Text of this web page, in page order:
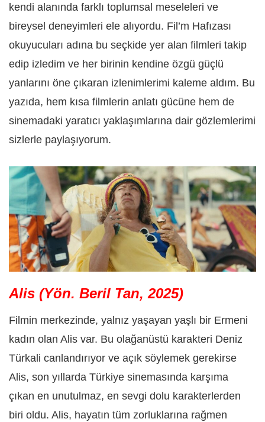
kendi alanında farklı toplumsal meseleleri ve
bireysel deneyimleri ele alıyordu. Fil’m Hafızası
okuyucuları adına bu seçkide yer alan filmleri takip
edip izledim ve her birinin kendine özgü güçlü
yanlarını öne çıkaran izlenimlerimi kaleme aldım. Bu
yazıda, hem kısa filmlerin anlatı gücüne hem de
sinemadaki yaratıcı yaklaşımlarına dair gözlemlerimi
sizlerle paylaşıyorum.
Alis (Yön. Beril Tan, 2025)
Filmin merkezinde, yalnız yaşayan yaşlı bir Ermeni
kadın olan Alis var. Bu olağanüstü karakteri Deniz
Türkali canlandırıyor ve açık söylemek gerekirse
Alis, son yıllarda Türkiye sinemasında karşıma
çıkan en unutulmaz, en sevgi dolu karakterlerden
biri oldu. Alis, hayatın tüm zorluklarına rağmen